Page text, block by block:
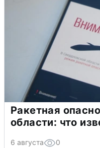
Ракетная
области: что
6 августа 0